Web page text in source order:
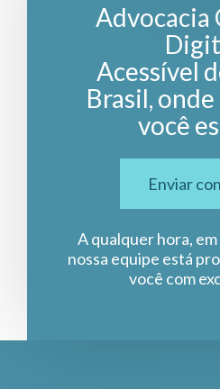
Advocacia
Acessível
Brasil,
você
Enviar
A qualquer hora,
nossa equipe está
você com